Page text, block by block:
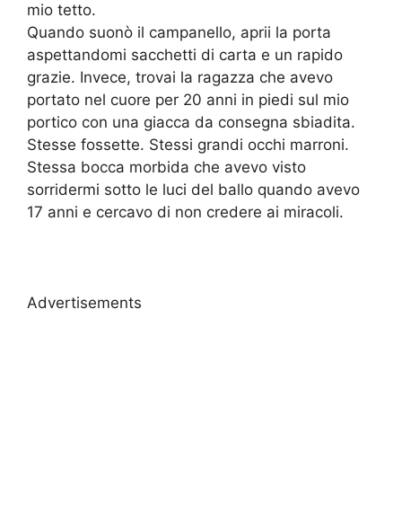
mio tetto.
Quando suonò il campanello, aprii la porta
aspettandomi sacchetti di carta e un rapido
grazie. Invece, trovai la ragazza che avevo
portato nel cuore per 20 anni in piedi sul mio
portico con una giacca da consegna sbiadita.
Stesse fossette. Stessi grandi occhi marroni.
Stessa bocca morbida che avevo visto
sorridermi sotto le luci del ballo quando avevo
17 anni e cercavo di non credere ai miracoli.
Advertisements